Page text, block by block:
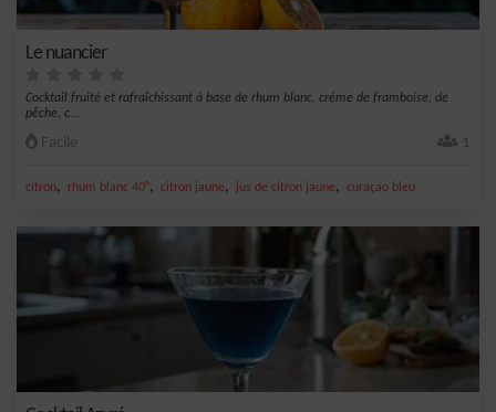
Le nuancier
Cocktail fruité et rafraîchissant à base de rhum blanc, crème de framboise, de
pêche, c...
Facile 1
citron, rhum blanc 40°, citron jaune, jus de citron jaune, curaçao bleu